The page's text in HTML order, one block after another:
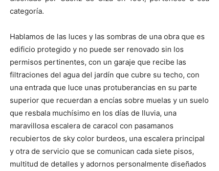
categoría.
Hablamos de las luces y las sombras de una obra que es
edificio protegido y no puede ser renovado sin los
permisos pertinentes, con un garaje que recibe las
filtraciones del agua del jardín que cubre su techo, con
una entrada que luce unas protuberancias en su parte
superior que recuerdan a encías sobre muelas y un suelo
que resbala muchísimo en los días de lluvia, una
maravillosa escalera de caracol con pasamanos
recubiertos de sky color burdeos, una escalera principal
y otra de servicio que se comunican cada siete pisos,
multitud de detalles y adornos personalmente diseñados